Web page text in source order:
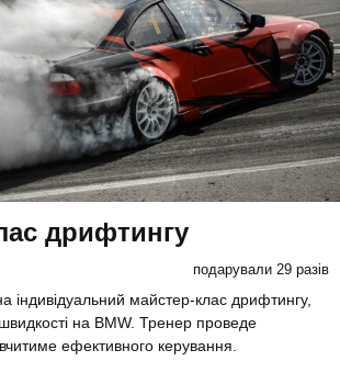
дрифтингу
подарували 29 разів
індивідуальний майстер-клас дрифтингу,
на BMW. Тренер проведе
ефективного керування.